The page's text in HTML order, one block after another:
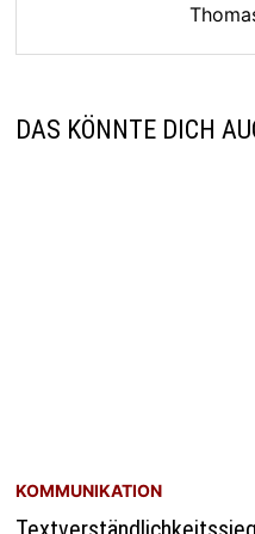
DAS KÖNNTE DICH
KOMMUNIKATION